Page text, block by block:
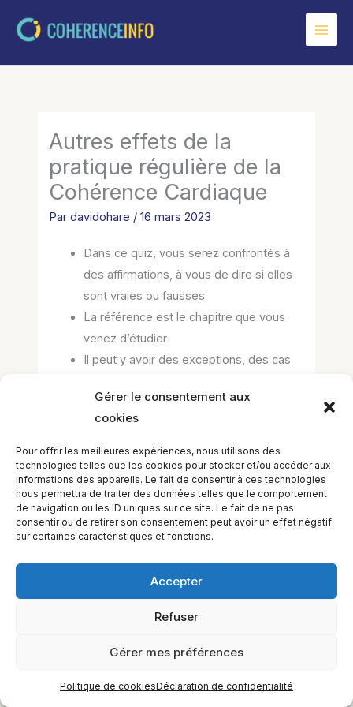
Gérer le consentement aux
cookies
Pour offrir les meilleures expériences, nous utilisons des
technologies telles que les cookies pour stocker et/ou accéder aux
informations des appareils. Le fait de consentir à ces technologies
nous permettra de traiter des données telles que le comportement
de navigation ou les ID uniques sur ce site. Le fait de ne pas
consentir ou de retirer son consentement peut avoir un effet négatif
sur certaines caractéristiques et fonctions.
Accepter
Refuser
Gérer mes préférences
Politique de cookiesDéclaration de confidentialité
Autres effets de la
pratique régulière de la
Cohérence Cardiaque
Pardavidohare /16 mars 2023
Dans ce quiz, vous serez confrontés à
des affirmations, à vous de dire si elles
sont vraies ou fausses
La référence est le chapitre que vous
venez d’étudier
Il peut y avoir des exceptions, des cas
après tout
You must sign in or sign up to
start the quiz.
EQUILIBIOS FORMATION Inc. 5748 9e Avenue, Montréal (QC)